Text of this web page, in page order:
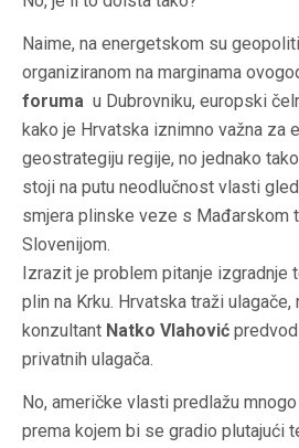
Naime, na energetskom su
organiziranom na marginama
foruma u Dubrovniku, europski
kako je Hrvatska iznimno važna za
geostrategiju regije, no jednako
stoji na putu neodlučnost vlasti
smjera plinske veze s Mađarskom
Slovenijom.
Izrazit je problem pitanje izgradnje
plin na Krku. Hrvatska traži ulagače,
konzultant Natko Vlahović
privatnih ulagača.
No, američke vlasti predlažu
prema kojem bi se gradio plutajući